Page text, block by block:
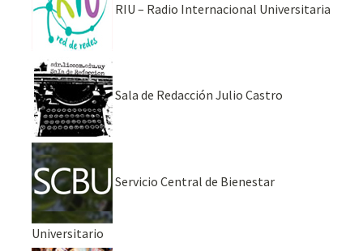
RIU – Radio Internacional Universitaria
Sala de Redacción Julio Castro
Servicio Central de Bienestar
Universitario